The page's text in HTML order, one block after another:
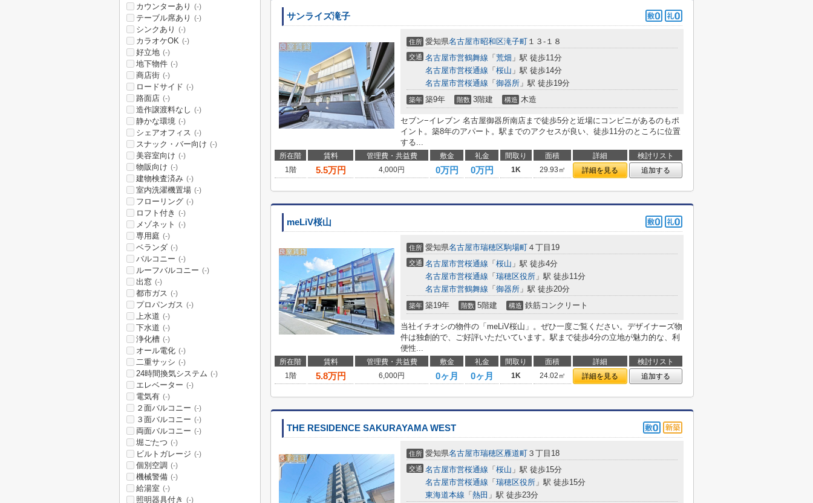
サンライズ滝子
住所 愛知県名古屋市昭和区滝子町 １３-１８
交通 名古屋市営鶴舞線 「 荒畑 」駅 徒歩11分
名古屋市営桜通線 「 桜山 」駅 徒歩14分
名古屋市営桜通線 「 御器所 」駅 徒歩19分
築年 築9年 階数 3階建 構造 木造
セブン−イレブン 名古屋御器所南店まで徒歩5分と近場にコンビニがあるのもポ
イント。築8年のアパート。駅までのアクセスが良い、徒歩11分のところに位置
する...
所在階 賃料 管理費・共益費 敷金 礼金 間取り 面積 詳細
検討リスト
1階
5.5万円 4,000円 0万円 0万円 1K 29.93㎡ 詳細を見る 追加する
meLiV桜山
住所 愛知県名古屋市瑞穂区駒場町 ４丁目19
交通 名古屋市営桜通線 「 桜山 」駅 徒歩4分
名古屋市営桜通線 「 瑞穂区役所 」駅 徒歩11分
名古屋市営鶴舞線 「 御器所 」駅 徒歩20分
築年 築19年 階数 5階建 構造 鉄筋コンクリート
当社イチオシの物件の「meLiV桜山」。ぜひ一度ご覧ください。デザイナーズ物
件は独創的で、ご好評いただいています。駅まで徒歩4分の立地が魅力的な、利
便性...
所在階 賃料 管理費・共益費 敷金 礼金 間取り 面積 詳細
検討リスト
1階
5.8万円 6,000円 0ヶ月 0ヶ月 1K 24.02㎡ 詳細を見る 追加する
THE RESIDENCE SAKURAYAMA WEST
住所 愛知県名古屋市瑞穂区雁道町 ３丁目18
交通 名古屋市営桜通線 「 桜山 」駅 徒歩15分
名古屋市営桜通線 「 瑞穂区役所 」駅 徒歩15分
東海道本線 「 熱田 」駅 徒歩23分
カウンターあり (-)
テーブル席あり (-)
シンクあり (-)
カラオケOK (-)
好立地 (-)
地下物件 (-)
商店街 (-)
ロードサイド (-)
路面店 (-)
造作譲渡料なし (-)
静かな環境 (-)
シェアオフィス (-)
スナック・バー向け (-)
美容室向け (-)
物販向け (-)
建物検査済み (-)
室内洗濯機置場 (-)
フローリング (-)
ロフト付き (-)
メゾネット (-)
専用庭 (-)
ベランダ (-)
バルコニー (-)
ルーフバルコニー (-)
出窓 (-)
都市ガス (-)
プロパンガス (-)
上水道 (-)
下水道 (-)
浄化槽 (-)
オール電化 (-)
二重サッシ (-)
24時間換気システム (-)
エレベーター (-)
電気有 (-)
２面バルコニー (-)
３面バルコニー (-)
両面バルコニー (-)
堀ごたつ (-)
ビルトガレージ (-)
個別空調 (-)
機械警備 (-)
給湯室 (-)
照明器具付き (-)